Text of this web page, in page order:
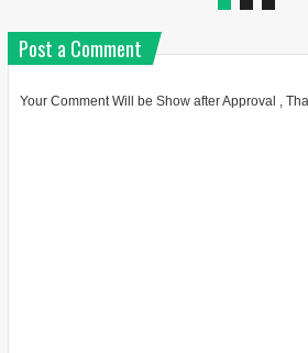
Post a Comment
Your Comment Will be Show after Approval ,